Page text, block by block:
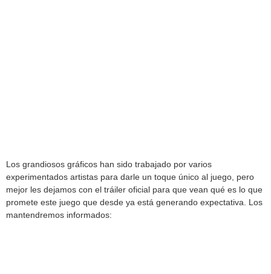
Los grandiosos gráficos han sido trabajado por varios
experimentados artistas para darle un toque único al juego, pero
mejor les dejamos con el tráiler oficial para que vean qué es lo que
promete este juego que desde ya está generando expectativa. Los
mantendremos informados: